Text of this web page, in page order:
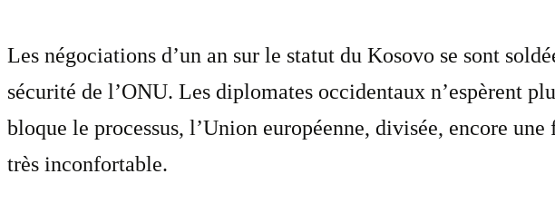
Les négociations d’un an sur le statut du Kosovo se sont
sécurité de l’ONU. Les diplomates occidentaux n’espèrent
bloque le processus, l’Union européenne, divisée, encore
très inconfortable.